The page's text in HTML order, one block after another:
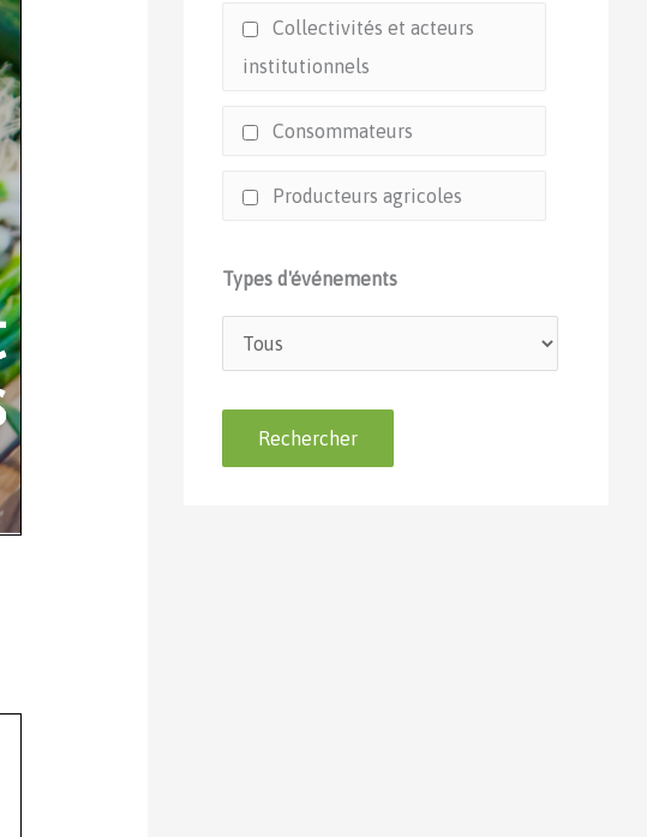
Collectivités et acteurs
institutionnels
Consommateurs
Producteurs agricoles
Types d'événements